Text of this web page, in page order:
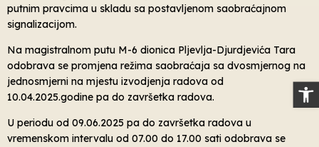
putnim pravcima u skladu sa postavljenom saobraćajnom
signalizacijom.
Na magistralnom putu M-6 dionica Pljevlja-Djurdjevića Tara
odobrava se promjena režima saobraćaja sa dvosmjernog na
jednosmjerni na mjestu izvodjenja radova od
10.04.2025.godine pa do završetka radova.
U periodu od 09.06.2025 pa do završetka radova u
vremenskom intervalu od 07.00 do 17.00 sati odobrava se